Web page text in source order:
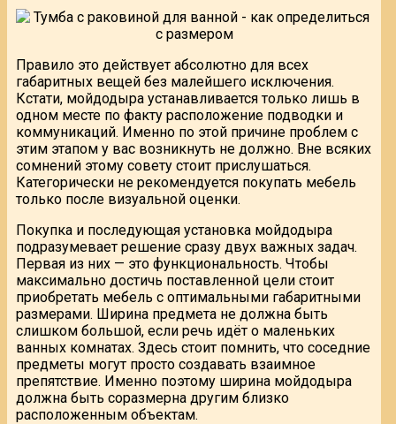
Правило это действует абсолютно для всех
габаритных вещей без малейшего исключения.
Кстати, мойдодыра устанавливается только лишь в
одном месте по факту расположение подводки и
коммуникаций. Именно по этой причине проблем с
этим этапом у вас возникнуть не должно. Вне всяких
сомнений этому совету стоит прислушаться.
Категорически не рекомендуется покупать мебель
только после визуальной оценки.
Покупка и последующая установка мойдодыра
подразумевает решение сразу двух важных задач.
Первая из них — это функциональность. Чтобы
максимально достичь поставленной цели стоит
приобретать мебель с оптимальными габаритными
размерами. Ширина предмета не должна быть
слишком большой, если речь идёт о маленьких
ванных комнатах. Здесь стоит помнить, что соседние
предметы могут просто создавать взаимное
препятствие. Именно поэтому ширина мойдодыра
должна быть соразмерна другим близко
расположенным объектам.